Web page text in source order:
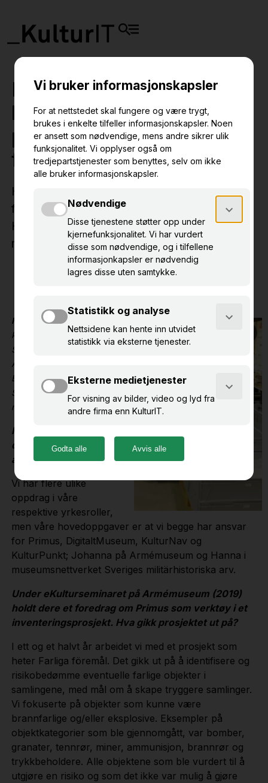
Museene forteller: Slik
brukte vi Primus i
prosjektet "Farliga
föremål"
Hvordan bruke Primus til å inventere og
forbedre samlingene? Johanna Forsberg og
Hanna Berndalen forteller hvordan de jobbet
med dette i prosjektet "Farliga föremål".
Hvem:
Johanna Forsberg,
kurator ved
Samlingsenheten på
Armémuseum og Hanna
Berndalen, kurator på
Statens försvarshistoriska
museer.
Hva består deres
daglige
arbeidsoppgaver av?
Vi har flere ulike
oppdrag i våre
respektive yrkesroller,
men våre hovedoppgaver er at vi begge har ansvar
for Primus, DigitaltMuseum, KulturNav og
KulturPunkt; Johanna på Armémuseum og Hanna i
museumsnettverket Sveriges militärhistoriska arv.
Under eKulturseminaret på Armémuseum (2019)
holdt dere et foredrag om Primus som verktøy i et
inventeringsprosjekt. Hva gikk prosjektet ut på?
I ett og et halvt år arbeidet vi med et prosjekt som
heter Farliga föremål. Det gikk ut på å identifisere og
risikobedømme eventuelle farlige objekter i
samlingene, med mål om å skape tryggere samlinger.
Vi fokuserte på objekter som kunne være
brannfarlige og/eller eksplosive. Eksempler på
objektkategorier som ble gjennomgått, var bomber,
granater, tennrør, miner, ammunisjon, brannrør og
trykkbeholdere. Alle objektene som ble vurdert til å
utgjøre en risiko og som det ikke var mulig å gjøre